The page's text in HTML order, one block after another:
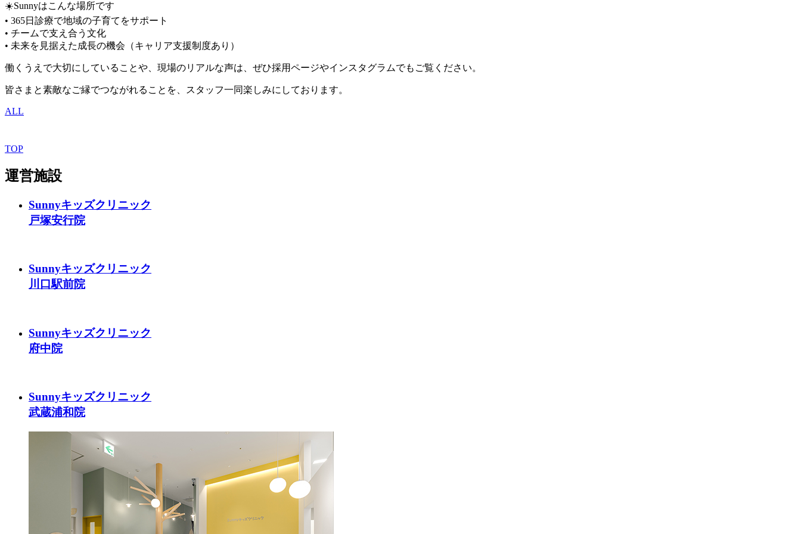
☀️Sunnyはこんな場所です
• 365日診療で地域の子育てをサポート
• チームで支え合う文化
• 未来を見据えた成長の機会（キャリア支援制度あり）
働くうえで大切にしていることや、現場のリアルな声は、ぜひ採用ページやインスタグラムでもご覧ください。
皆さまと素敵なご縁でつながれることを、スタッフ一同楽しみにしております。
ALL
TOP
運営施設
Sunnyキッズクリニック
戸塚安行院
Sunnyキッズクリニック
川口駅前院
Sunnyキッズクリニック
府中院
Sunnyキッズクリニック
武蔵浦和院